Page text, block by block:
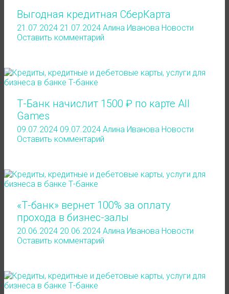
Выгодная кредитная СберКарта
21.07.2024 21.07.2024 Алина Иванова Новости
Оставить комментарий
Т-Банк начислит 1500 ₽ по карте All
Games
09.07.2024 09.07.2024 Алина Иванова Новости
Оставить комментарий
«Т-банк» вернет 100% за оплату
прохода в бизнес-залы
20.06.2024 20.06.2024 Алина Иванова Новости
Оставить комментарий